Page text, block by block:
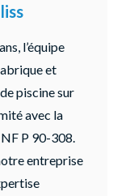
l’équipe
et
piscine sur
avec la
P 90-308.
entreprise